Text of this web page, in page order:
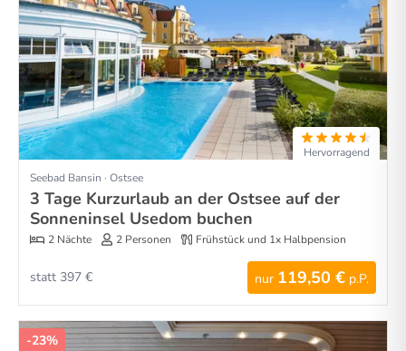
Hervorragend
Seebad Bansin · Ostsee
3 Tage Kurzurlaub an der Ostsee auf der
Sonneninsel Usedom buchen
2 Nächte 2 Personen Frühstück und 1x Halbpension
nur 119,50 € p.P.
statt 397 €
-23%